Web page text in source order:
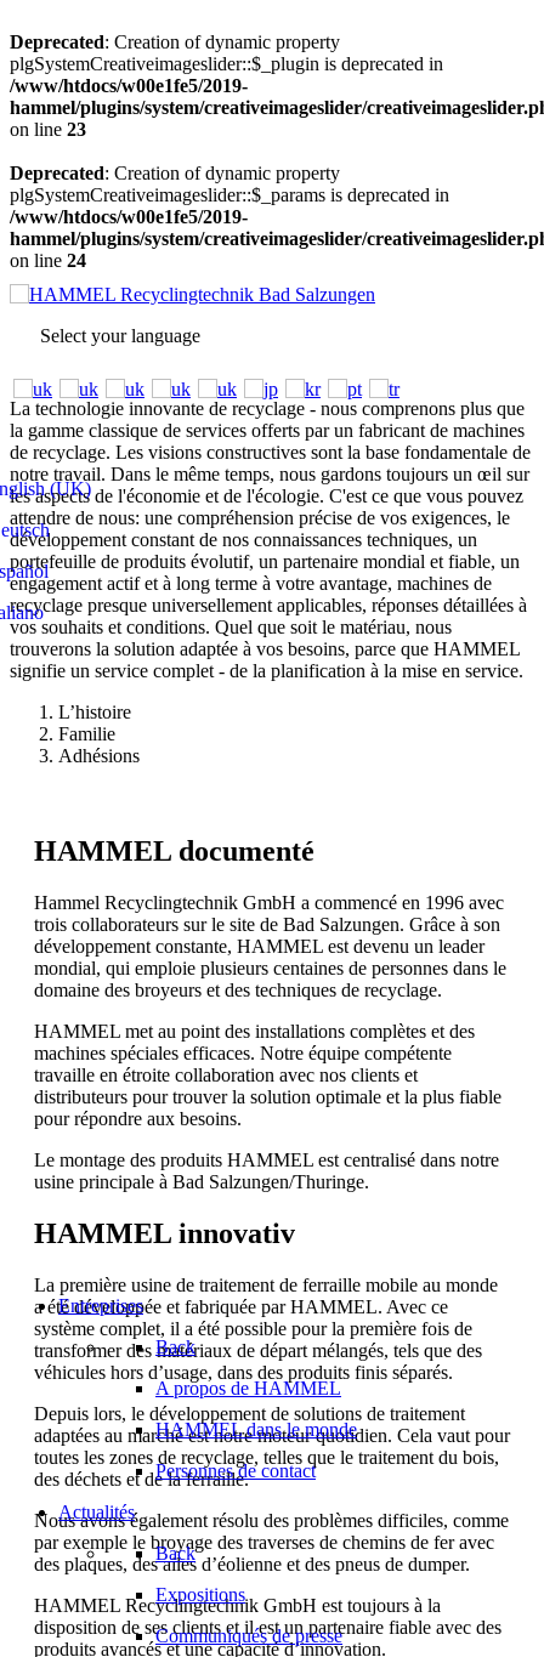
Deprecated: Creation of dynamic property
plgSystemCreativeimageslider::$_plugin is deprecated in
/www/htdocs/w00e1fe5/2019-
hammel/plugins/system/creativeimageslider/
on line 23
Deprecated: Creation of dynamic property
plgSystemCreativeimageslider::$_params is deprecated in
/www/htdocs/w00e1fe5/2019-
hammel/plugins/system/creativeimageslider/
on line 24
Entreprises
Back
A propos de HAMMEL
HAMMEL dans le monde
Personnes de contact
Actualités
Back
Expositions
Communiqués de presse
Select your language
(UK)
La technologie innovante de recyclage - nous comprenons plus que
la gamme classique de services offerts par un fabricant de machines
de recyclage. Les visions constructives sont la base fondamentale de
notre travail. Dans le même temps, nous gardons toujours un œil sur
les aspects de l'économie et de l'écologie. C'est ce que vous pouvez
attendre de nous: une compréhension précise de vos exigences, le
développement constant de nos connaissances techniques, un
portefeuille de produits évolutif, un partenaire mondial et fiable, un
engagement actif et à long terme à votre avantage, machines de
recyclage presque universellement applicables, réponses détaillées à
vos souhaits et conditions. Quel que soit le matériau, nous
trouverons la solution adaptée à vos besoins, parce que HAMMEL
signifie un service complet - de la planification à la mise en service.
L’histoire
Familie
Adhésions
HAMMEL documenté
Hammel Recyclingtechnik GmbH a commencé en 1996 avec
trois collaborateurs sur le site de Bad Salzungen. Grâce à son
développement constante, HAMMEL est devenu un leader
mondial, qui emploie plusieurs centaines de personnes dans le
domaine des broyeurs et des techniques de recyclage.
HAMMEL met au point des installations complètes et des
machines spéciales efficaces. Notre équipe compétente
travaille en étroite collaboration avec nos clients et
distributeurs pour trouver la solution optimale et la plus fiable
pour répondre aux besoins.
Le montage des produits HAMMEL est centralisé dans notre
usine principale à Bad Salzungen/Thuringe.
HAMMEL innovativ
La première usine de traitement de ferraille mobile au monde
a été développée et fabriquée par HAMMEL. Avec ce
système complet, il a été possible pour la première fois de
transformer des matériaux de départ mélangés, tels que des
véhicules hors d’usage, dans des produits finis séparés.
Depuis lors, le développement de solutions de traitement
adaptées au marché est notre moteur quotidien. Cela vaut pour
toutes les zones de recyclage, telles que le traitement du bois,
des déchets et de la ferraille.
Nous avons également résolu des problèmes difficiles, comme
par exemple le broyage des traverses de chemins de fer avec
des plaques, des ailes d’éolienne et des pneus de dumper.
HAMMEL Recyclingtechnik GmbH est toujours à la
disposition de ses clients et il est un partenaire fiable avec des
produits avancés et une capacité d’innovation.